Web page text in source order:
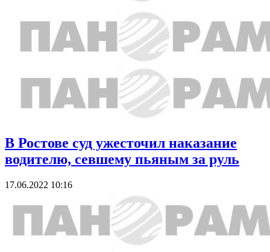
В Ростове суд ужесточил наказание
водителю, севшему пьяным за руль
17.06.2022 10:16